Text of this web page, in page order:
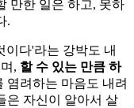
만한 일은 하고, 못하
.
이다'라는 강박도 내
, 할 수 있는 만큼 하
염려하는 마음도 내려
은 자신이 알아서 살